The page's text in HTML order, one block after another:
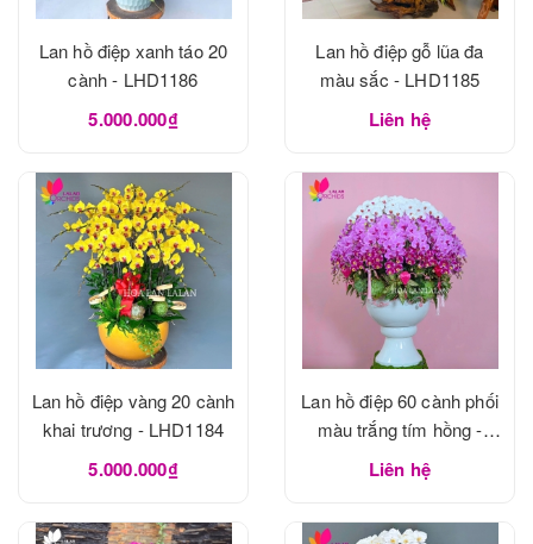
Lan hồ điệp xanh táo 20
cành - LHD1186
5.000.000₫
Lan hồ điệp gỗ lũa đa
màu sắc - LHD1185
Liên hệ
Lan hồ điệp vàng 20 cành
khai trương - LHD1184
5.000.000₫
Lan hồ điệp 60 cành phối
màu trắng tím hồng -
LHD1183
Liên hệ